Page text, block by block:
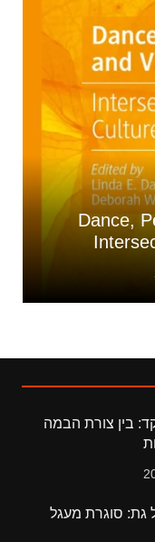
Dance,
בין צורת הבמה
גת: סוגרת מעגל